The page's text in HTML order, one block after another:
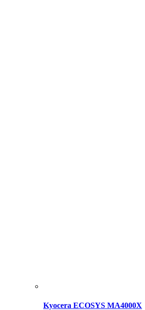
Kyocera ECOSYS MA4000X